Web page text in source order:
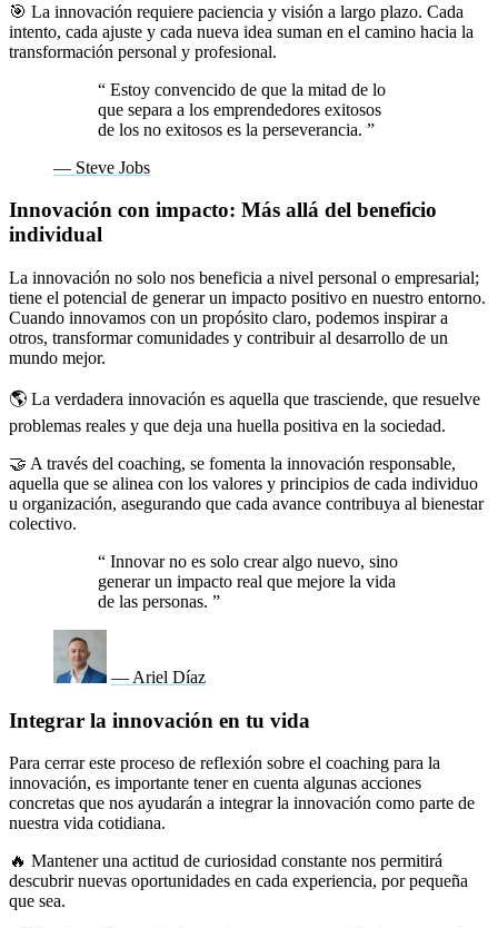
🎯 La innovación requiere paciencia y visión a largo plazo. Cada
intento, cada ajuste y cada nueva idea suman en el camino hacia la
transformación personal y profesional.
“ Estoy convencido de que la mitad de lo
que separa a los emprendedores exitosos
de los no exitosos es la perseverancia. ”
— Steve Jobs
Innovación con impacto: Más allá del beneficio
individual
La innovación no solo nos beneficia a nivel personal o empresarial;
tiene el potencial de generar un impacto positivo en nuestro entorno.
Cuando innovamos con un propósito claro, podemos inspirar a
otros, transformar comunidades y contribuir al desarrollo de un
mundo mejor.
🌎 La verdadera innovación es aquella que trasciende, que resuelve
problemas reales y que deja una huella positiva en la sociedad.
🤝 A través del coaching, se fomenta la innovación responsable,
aquella que se alinea con los valores y principios de cada individuo
u organización, asegurando que cada avance contribuya al bienestar
colectivo.
“ Innovar no es solo crear algo nuevo, sino
generar un impacto real que mejore la vida
de las personas. ”
— Ariel Díaz
Integrar la innovación en tu vida
Para cerrar este proceso de reflexión sobre el coaching para la
innovación, es importante tener en cuenta algunas acciones
concretas que nos ayudarán a integrar la innovación como parte de
nuestra vida cotidiana.
🔥 Mantener una actitud de curiosidad constante nos permitirá
descubrir nuevas oportunidades en cada experiencia, por pequeña
que sea.